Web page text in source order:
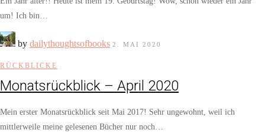
um! Ich bin…
by dailythoughtsofbooks 2. MAI 2020
RÜCKBLICKE
Monatsrückblick – April 2020
Mein erster Monatsrückblick seit Mai 2017! Sehr ungewohnt, weil ich
mittlerweile meine gelesenen Bücher nur noch…